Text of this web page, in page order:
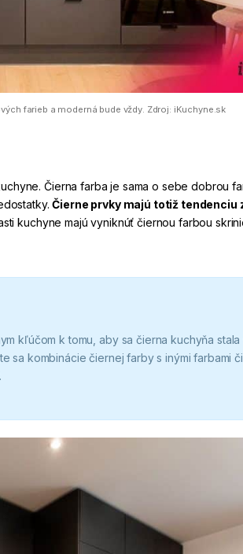
farieb a moderná bude vždy. Zdroj: iKuchyne.sk
Čierna farba je sama o sebe dobrou
Čierne prvky majú totiž tendenciu
kuchyne majú vyniknúť čiernou farbou
kľúčom k tomu, aby sa čierna kuchyňa stala
sa kombinácie čiernej farby s inými farbami